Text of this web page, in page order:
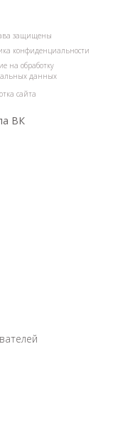
защищены
конфиденциальности
сайта
на обработку
данных
ВК